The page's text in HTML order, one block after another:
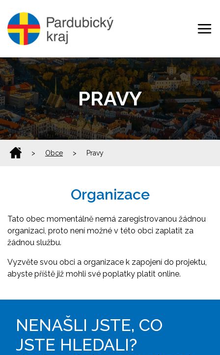
PRAVY
> Obce > Pravy
Organizace
Tato obec momentálně nemá zaregistrovanou žádnou
organizaci, proto není možné v této obci zaplatit za
žádnou službu.
Vyzvěte svou obci a organizace k zapojení do projektu,
abyste příště již mohli své poplatky platit online.
NENAŠLI JSTE, CO
JSTE HLEDALI?